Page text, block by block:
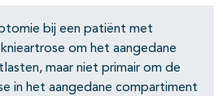
bij een patiënt met
om het aangedane
maar niet primair om de
in het aangedane compartiment